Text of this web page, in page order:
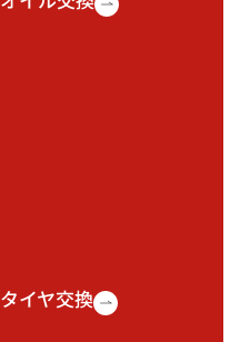
タイヤ交換